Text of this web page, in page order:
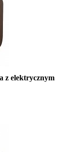
z elektrycznym